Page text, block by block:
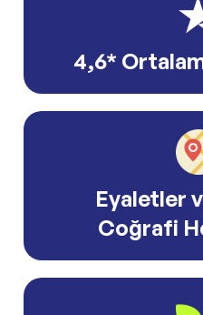
4,6*
Eyaletler
Coğrafi